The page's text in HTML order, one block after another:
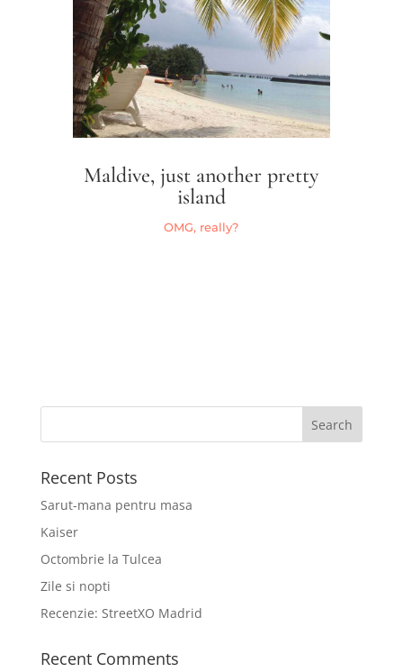
Maldive, just another pretty
island
OMG, really?
Recent Posts
Sarut-mana pentru masa
Kaiser
Octombrie la Tulcea
Zile si nopti
Recenzie: StreetXO Madrid
Recent Comments